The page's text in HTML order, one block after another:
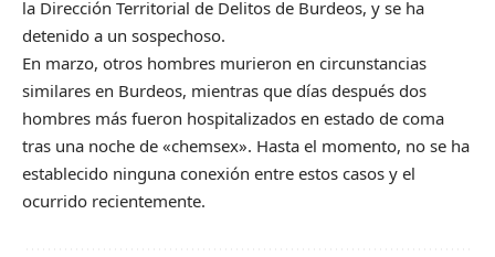
la Dirección Territorial de Delitos de Burdeos, y se ha
detenido a un sospechoso.
En marzo, otros hombres murieron en circunstancias
similares en Burdeos, mientras que días después dos
hombres más fueron hospitalizados en estado de coma
tras una noche de «chemsex». Hasta el momento, no se ha
establecido ninguna conexión entre estos casos y el
ocurrido recientemente.